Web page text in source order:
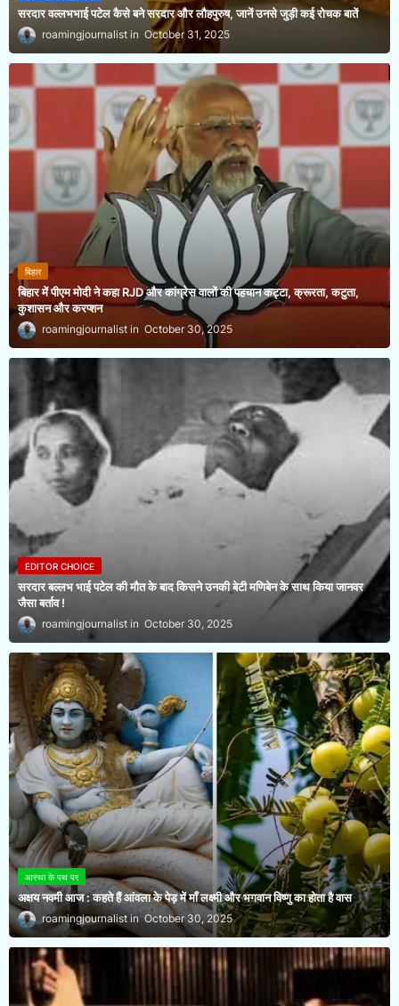
सरदार वल्लभभाई पटेल कैसे बने सरदार और लौहपुरुष, जानें उनसे जुड़ी कई रोचक बातें
roamingjournalist October 31, 2025
बिहार
बिहार में पीएम मोदी ने कहा RJD और कांग्रेस वालों की पहचान कट्टा, क्रूरता, कटुता,
कुशासन और करप्शन
roamingjournalist October 30, 2025
EDITOR CHOICE
सरदार बल्लभ भाई पटेल की मौत के बाद किसने उनकी बेटी मणिबेन के साथ किया जानवर
जैसा बर्ताव !
roamingjournalist October 30, 2025
आस्था के पथ पर
अक्षय नवमी आज : कहते हैं आंवला के पेड़ में माँ लक्ष्मी और भगवान विष्णु का होता है वास
roamingjournalist October 30, 2025